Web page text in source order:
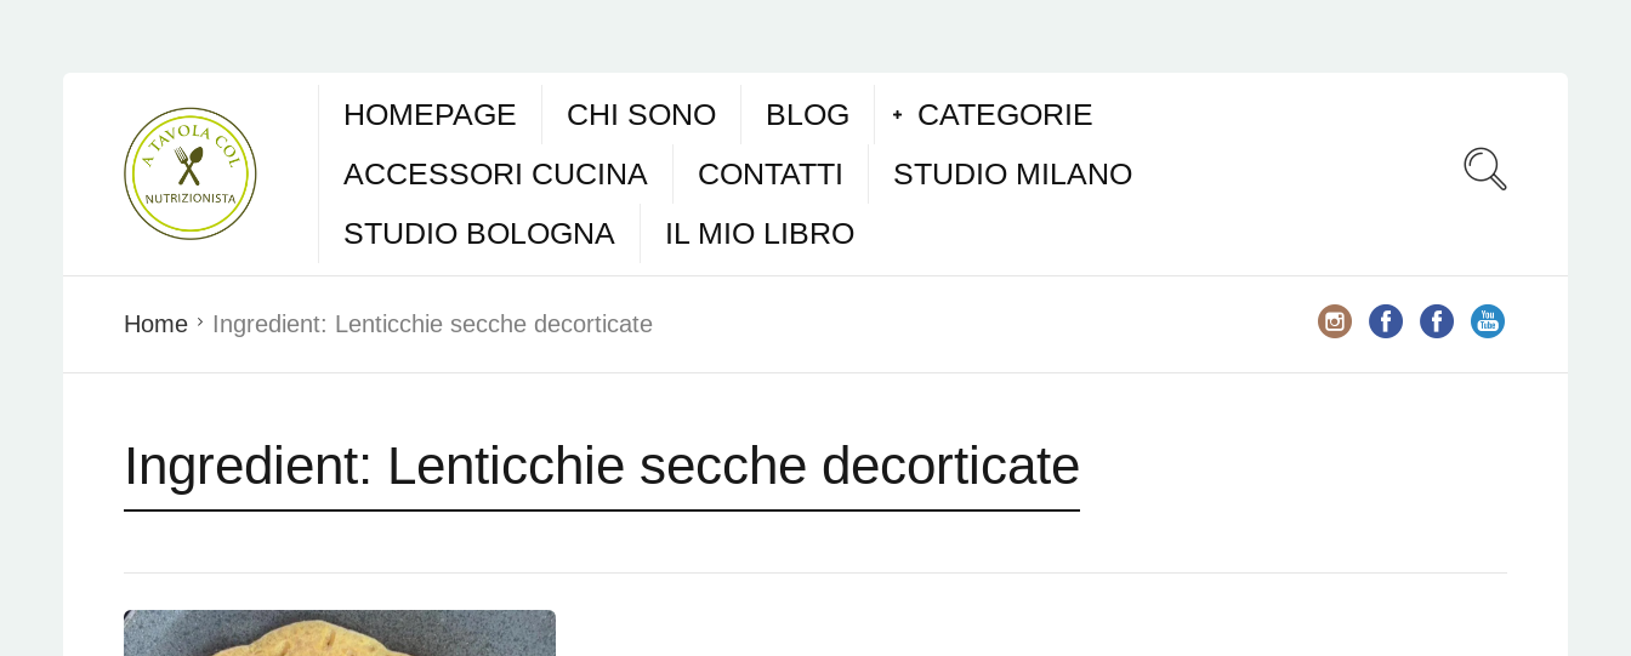
HOMEPAGE CHI SONO BLOG
CATEGORIE
ACCESSORI CUCINA
CONTATTI
STUDIO MILANO
STUDIO BOLOGNA
IL MIO LIBRO
Home Ingredient: Lenticchie secche decorticate
Ingredient: Lenticchie secche decorticate